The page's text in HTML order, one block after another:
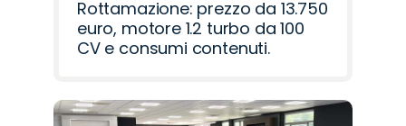
Rottamazione: prezzo da 13.750
euro, motore 1.2 turbo da 100
CV e consumi contenuti.